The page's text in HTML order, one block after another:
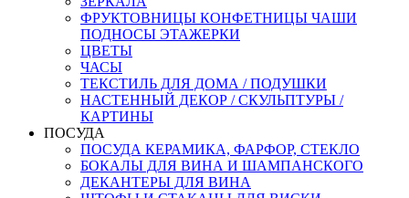
ФРУКТОВНИЦЫ КОНФЕТНИЦЫ ЧАШИ
ПОДНОСЫ ЭТАЖЕРКИ
ЦВЕТЫ
ЧАСЫ
ТЕКСТИЛЬ ДЛЯ ДОМА / ПОДУШКИ
НАСТЕННЫЙ ДЕКОР / СКУЛЬПТУРЫ /
КАРТИНЫ
ПОСУДА
ПОСУДА КЕРАМИКА, ФАРФОР, СТЕКЛО
БОКАЛЫ ДЛЯ ВИНА И ШАМПАНСКОГО
ДЕКАНТЕРЫ ДЛЯ ВИНА